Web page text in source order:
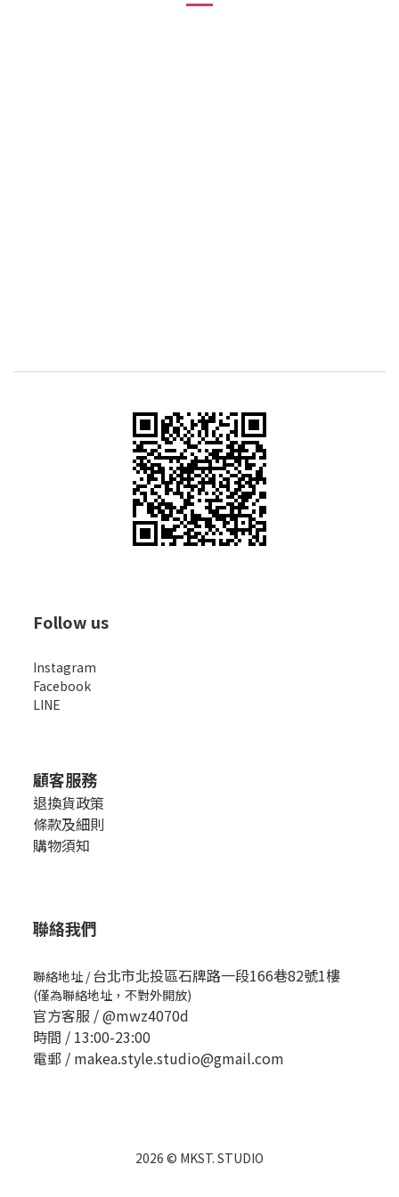
Follow us
Instagram
Facebook
LINE
顧客服務
退換貨政策
條款及細則
購物須知
聯絡我們
聯絡地址 /台北市北投區石牌路一段166巷82號1樓
(僅為聯絡地址，不對外開放)
官方客服 /@mwz4070d
時間 / 13:00-23:00
電郵 / makea.style.studio@gmail.com
2026 © MKST. STUDIO